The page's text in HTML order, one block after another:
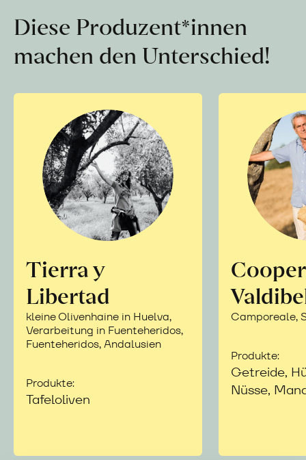
Diese Produzent*innen
machen den Unterschied!
Tierra y
Libertad
kleine Olivenhaine in Huelva,
Verarbeitung in Fuenteheridos,
Fuenteheridos, Andalusien
Produkte:
Tafeloliven
Camporeale,
Produkte:
Getreide,
Nüsse,